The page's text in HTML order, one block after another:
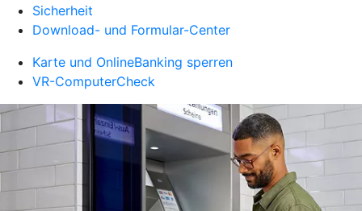
Sicherheit
Download- und Formular-Center
Karte und OnlineBanking sperren
VR-ComputerCheck